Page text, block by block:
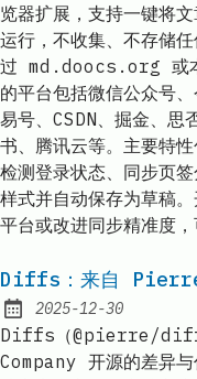
览器扩展，支持一键将
运行，不收集、不存储
过 md.doocs.org 或本
的平台包括微信公众号
易号、CSDN、掘金、
书、腾讯云等。主要特
检测登录状态、同步页
样式并自动保存为草稿
平台或改进同步精准度
Diffs：来自
Published:
2025-12-30
Diffs（@pierre/
Company 开源的差异